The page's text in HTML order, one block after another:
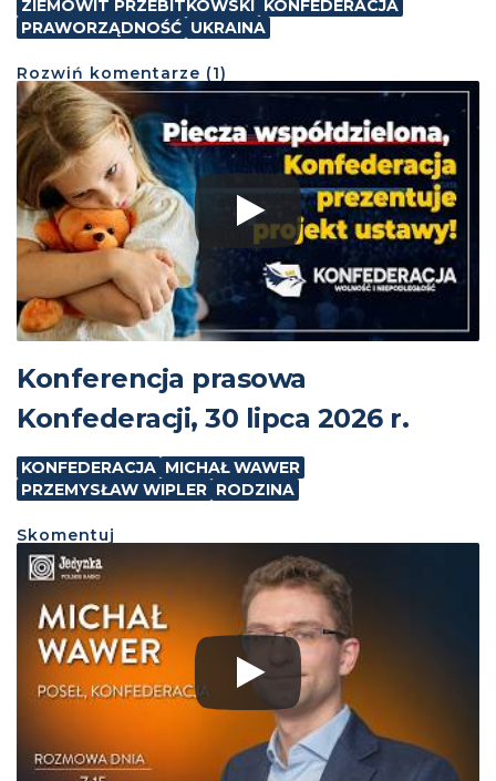
ZIEMOWIT PRZEBITKOWSKI
KONFEDERACJA
PRAWORZĄDNOŚĆ UKRAINA
Rozwiń komentarze (1)
Konferencja prasowa
Konfederacji, 30 lipca 2026 r.
KONFEDERACJA MICHAŁ WAWER
PRZEMYSŁAW WIPLER RODZINA
Skomentuj